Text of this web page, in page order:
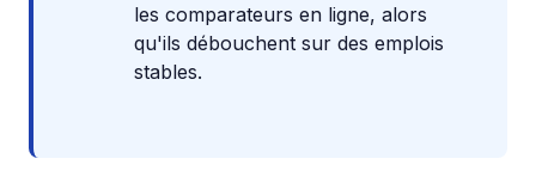
les comparateurs en ligne, alors
qu'ils débouchent sur des emplois
stables.